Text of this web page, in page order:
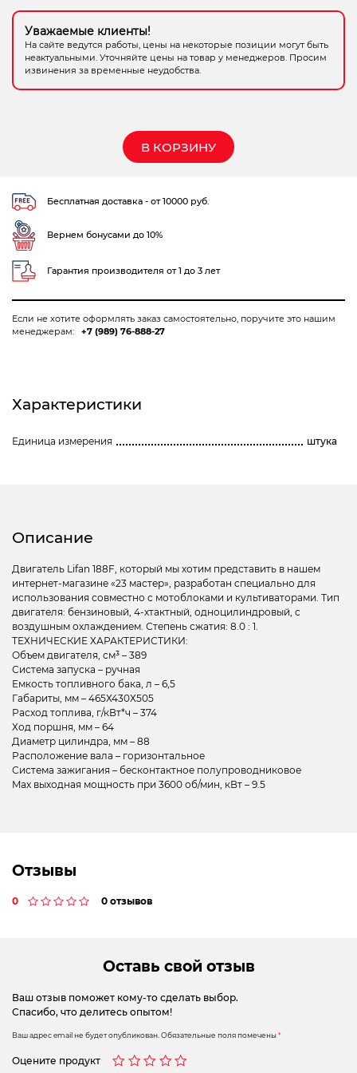
Уважаемые клиенты!
На сайте ведутся работы, цены на некоторые позиции могут быть
неактуальными. Уточняйте цены на товар у менеджеров. Просим
извинения за временные неудобства.
В КОРЗИНУ
Бесплатная доставка - от 10000 руб.
Вернем бонусами до 10%
Гарантия производителя от 1 до 3 лет
Если не хотите оформлять заказ самостоятельно, поручите это нашим
менеджерам:
+7 (989) 76-888-27
Характеристики
Единица измерения штука
Описание
Двигатель Lifan 188F, который мы хотим представить в нашем
интернет-магазине «23 мастер», разработан специально для
использования совместно с мотоблоками и культиваторами. Тип
двигателя: бензиновый, 4-хтактный, одноцилиндровый, с
воздушным охлаждением. Степень сжатия: 8.0 : 1.
ТЕХНИЧЕСКИЕ ХАРАКТЕРИСТИКИ:
Объем двигателя, см³ – 389
Система запуска – ручная
Емкость топливного бака, л – 6,5
Габариты, мм – 465Х430Х505
Расход топлива, г/кВт*ч – 374
Ход поршня, мм – 64
Диаметр цилиндра, мм – 88
Расположение вала – горизонтальное
Система зажигания – бесконтактное полупроводниковое
Max выходная мощность при 3600 об/мин, кВт – 9.5
Отзывы
0 0 отзывов
Оставь свой отзыв
Ваш отзыв поможет кому-то сделать выбор.
Спасибо, что делитесь опытом!
Ваш адрес email не будет опубликован. Обязательные поля помечены*
Оцените продукт